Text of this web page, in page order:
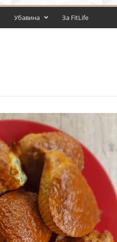
Убавина За FitLife